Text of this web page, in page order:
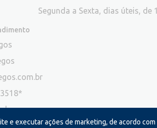
e executar ações de marketing, de acordo com
Segunda a Sexta, dias úteis, de
atendemos ligações neste canal